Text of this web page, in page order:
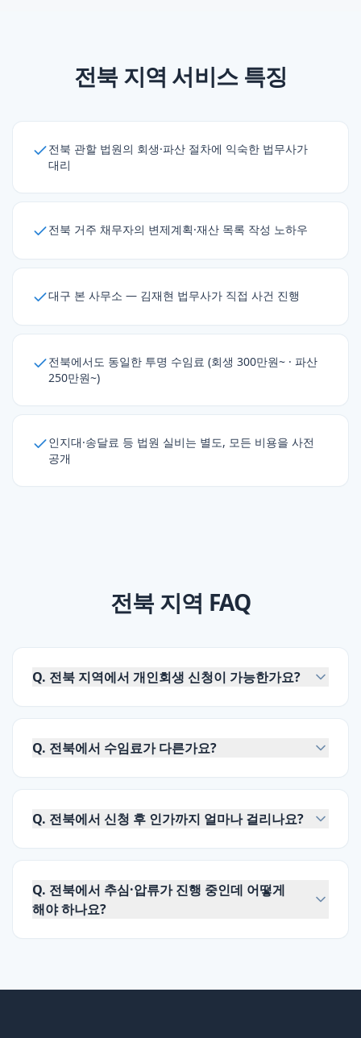
전북 지역 서비스 특징
전북 관할 법원의 회생·파산 절차에 익숙한 법무사가
대리
전북 거주 채무자의 변제계획·재산 목록 작성 노하우
대구 본 사무소 — 김재현 법무사가 직접 사건 진행
전북에서도 동일한 투명 수임료 (회생 300만원~ · 파산
250만원~)
인지대·송달료 등 법원 실비는 별도, 모든 비용을 사전
공개
전북 지역 FAQ
Q. 전북 지역에서 개인회생 신청이 가능한가요?
Q. 전북에서 수임료가 다른가요?
Q. 전북에서 신청 후 인가까지 얼마나 걸리나요?
Q. 전북에서 추심·압류가 진행 중인데 어떻게
해야 하나요?